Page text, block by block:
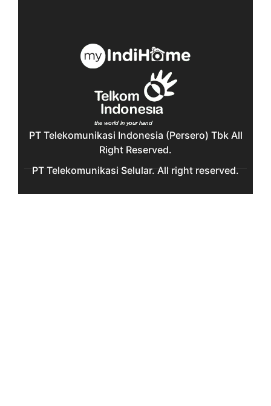
PT Telekomunikasi Indonesia (Persero) Tbk All
Right Reserved.
PT Telekomunikasi Selular. All right reserved.